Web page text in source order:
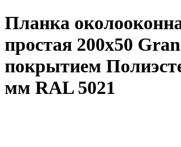
Планка
простая 200x50
покрытием
мм RAL 5021